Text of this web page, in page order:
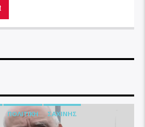
ΠΟΛΙΤΙΚΉ ΣΑΧΊΝΗΣ